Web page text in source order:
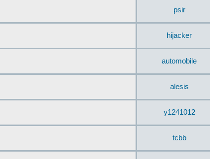
psir
hijacker
automobile
alesis
y1241012
tcbb